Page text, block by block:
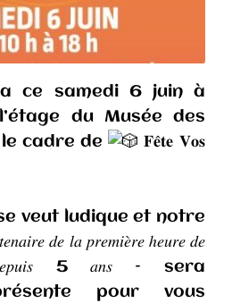
ce samedi 6 juin à
du Musée des
le cadre de
𝐅𝐞̂𝐭𝐞 𝐕𝐨𝐬
veut ludique et notre
𝑑𝑒 𝑙𝑎 𝑝𝑟𝑒𝑚𝑖𝑒̀𝑟𝑒 ℎ𝑒𝑢𝑟𝑒 𝑑𝑒
𝑑𝑒𝑝𝑢𝑖𝑠 5 𝑎𝑛𝑠 – sera
pour vous